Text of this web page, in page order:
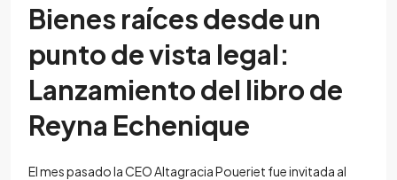
Bienes raíces desde un
punto de vista legal:
Lanzamiento del libro de
Reyna Echenique
El mes pasado la CEO Altagracia Poueriet fue invitada al